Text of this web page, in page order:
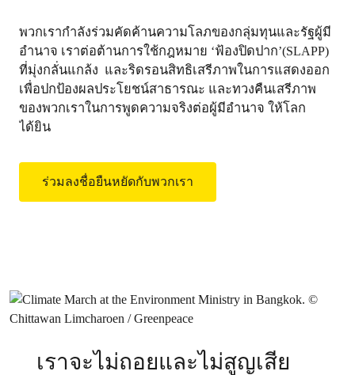
พวกเรากำลังร่วมคัดค้านความโลภของกลุ่มทุนและรัฐผู้มี
อำนาจ เราต่อต้านการใช้กฎหมาย ‘ฟ้องปิดปาก’(SLAPP)
ที่มุ่งกลั่นแกล้ง และริดรอนสิทธิเสรีภาพในการแสดงออก
เพื่อปกป้องผลประโยชน์สาธารณะ และทวงคืนเสรีภาพ
ของพวกเราในการพูดความจริงต่อผู้มีอำนาจ ให้โลก
ได้ยิน
ร่วมลงชื่อยืนหยัดกับพวกเรา
เราจะไม่ถอยและไม่สูญเสีย